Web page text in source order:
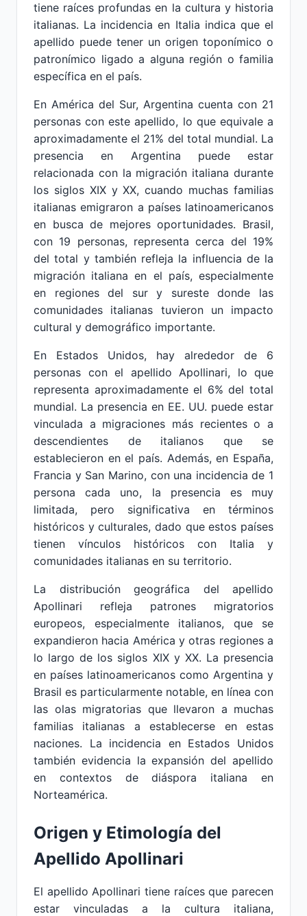
tiene raíces profundas en la cultura y historia
italianas. La incidencia en Italia indica que el
apellido puede tener un origen toponímico o
patronímico ligado a alguna región o familia
específica en el país.
En América del Sur, Argentina cuenta con 21
personas con este apellido, lo que equivale a
aproximadamente el 21% del total mundial. La
presencia en Argentina puede estar
relacionada con la migración italiana durante
los siglos XIX y XX, cuando muchas familias
italianas emigraron a países latinoamericanos
en busca de mejores oportunidades. Brasil,
con 19 personas, representa cerca del 19%
del total y también refleja la influencia de la
migración italiana en el país, especialmente
en regiones del sur y sureste donde las
comunidades italianas tuvieron un impacto
cultural y demográfico importante.
En Estados Unidos, hay alrededor de 6
personas con el apellido Apollinari, lo que
representa aproximadamente el 6% del total
mundial. La presencia en EE. UU. puede estar
vinculada a migraciones más recientes o a
descendientes de italianos que se
establecieron en el país. Además, en España,
Francia y San Marino, con una incidencia de 1
persona cada uno, la presencia es muy
limitada, pero significativa en términos
históricos y culturales, dado que estos países
tienen vínculos históricos con Italia y
comunidades italianas en su territorio.
La distribución geográfica del apellido
Apollinari refleja patrones migratorios
europeos, especialmente italianos, que se
expandieron hacia América y otras regiones a
lo largo de los siglos XIX y XX. La presencia
en países latinoamericanos como Argentina y
Brasil es particularmente notable, en línea con
las olas migratorias que llevaron a muchas
familias italianas a establecerse en estas
naciones. La incidencia en Estados Unidos
también evidencia la expansión del apellido
en contextos de diáspora italiana en
Norteamérica.
Origen y Etimología del
Apellido Apollinari
El apellido Apollinari tiene raíces que parecen
estar vinculadas a la cultura italiana,